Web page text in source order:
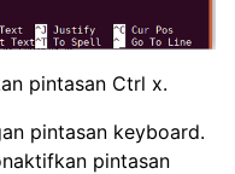
pintasan Ctrl x.
pintasan keyboard.
pintasan